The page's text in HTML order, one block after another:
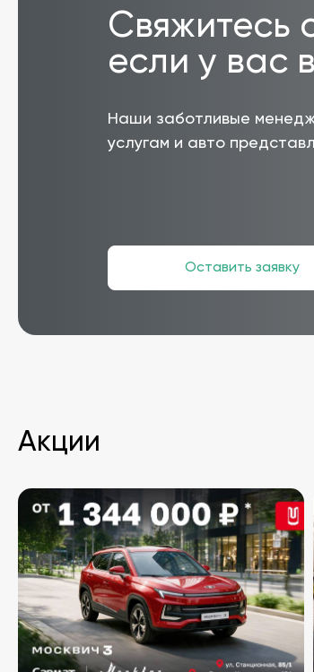
Свяжитесь
если у вас
Наши заботливые
услугам и авто
Оставить заявку
Акции